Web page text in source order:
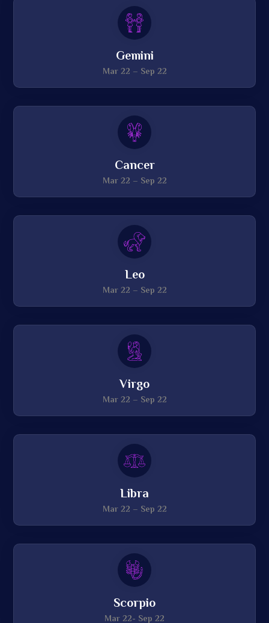
Gemini
Mar 22 – Sep 22
Cancer
Mar 22 – Sep 22
Leo
Mar 22 – Sep 22
Virgo
Mar 22 – Sep 22
Libra
Mar 22 – Sep 22
Scorpio
Mar 22- Sep 22